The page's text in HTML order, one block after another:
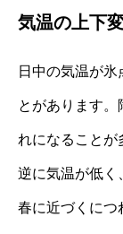
気温の上下
日中の気温が
とがあります
れになることが
逆に気温が低く
春に近づくにつ